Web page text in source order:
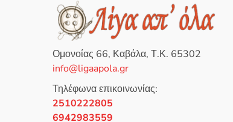
κ
ε
μ
ε
0
ό
Ομονοίας 66, Καβάλα, Τ.Κ. 65302
info@ligaapola.gr
Τηλέφωνα επικοινωνίας:
2510222805
6942983559